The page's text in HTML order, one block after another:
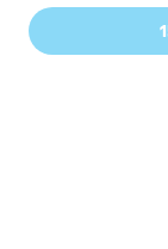
Jon
Lid